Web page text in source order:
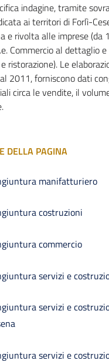
indagine, tramite
ai territori di Forlì-
e rivolta alle imprese (da
Commercio al dettaglio e
ristorazione). Le
2011, forniscono dati
circa le vendite, il
DELLA PAGINA
manifatturiero
costruzioni
commercio
servizi e
servizi e
servizi e